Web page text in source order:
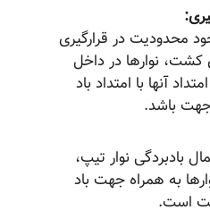
در قرارگیری
نوارها در داخل
آنها با امتداد باد
باشد.
نوار تیپ،
به همراه جهت باد